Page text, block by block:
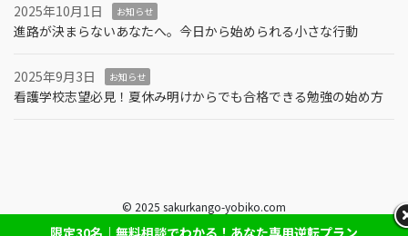
2025年10月1日 お知らせ
進路が決まらないあなたへ。今日から始められる小さな行動
2025年9月3日 お知らせ
看護学校志望必見！夏休み明けからでも合格できる勉強の始め方
© 2025 sakurkango-yobiko.com